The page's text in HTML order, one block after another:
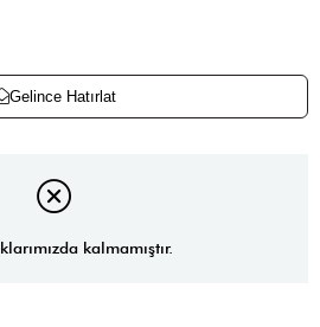
Gelince Hatırlat
kalmamıştır.